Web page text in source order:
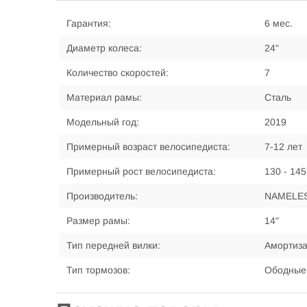
Гарантия: 6 мес.
Диаметр колеса: 24"
Количество скоростей: 7
Материал рамы: Сталь
Модельный год: 2019
Примерный возраст велосипедиста: 7-12 лет
Примерный рост велосипедиста: 130 -
Производитель:
Размер рамы: 14"
Тип передней вилки:
Тип тормозов: